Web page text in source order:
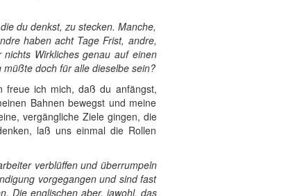
du denkst, zu stecken. Manche,
haben acht Tage Frist, andre,
Wirkliches genau auf einen
doch für alle dieselbe sein?
freue ich mich, daß du anfängst,
Bahnen bewegst und meine
vergängliche Ziele gingen, die
laß uns einmal die Rollen
verblüffen und überrumpeln
vorgegangen und sind fast
Die englischen aber, jawohl, das